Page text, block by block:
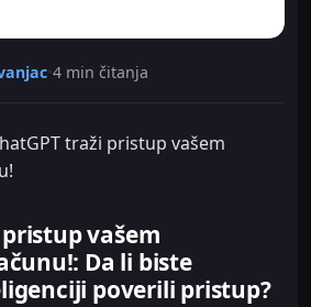
4 min čitanja
traži pristup vašem
vašem
Da li biste
poverili pristup?